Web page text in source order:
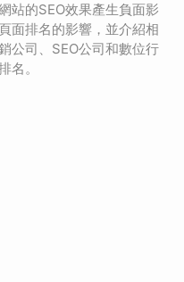
站的SEO效果產生負面影
面排名的影響，並介紹相
公司、SEO公司和數位行
名。